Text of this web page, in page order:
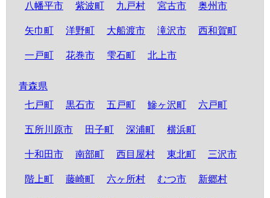
八幡平市 紫波町 九戸村 宮古市 奥州市
矢巾町 洋野町 大船渡市 滝沢市 西和賀町
一戸町 花巻市 雫石町 北上市
青森県
七戸町
黒石市 五戸町 鰺ヶ沢町 六戸町
五所川原市 田子町 深浦町 横浜町
十和田市 南部町 西目屋村 東北町 三沢市
階上町 藤崎町 六ヶ所村 むつ市 新郷村